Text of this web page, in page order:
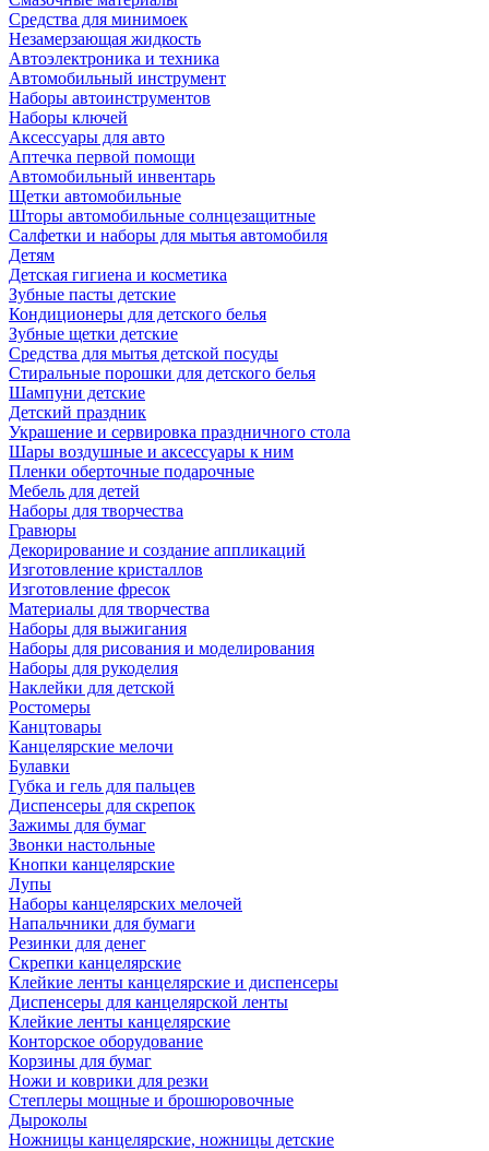
Средства для минимоек
Незамерзающая жидкость
Автоэлектроника и техника
Автомобильный инструмент
Наборы автоинструментов
Наборы ключей
Аксессуары для авто
Аптечка первой помощи
Автомобильный инвентарь
Щетки автомобильные
Шторы автомобильные солнцезащитные
Салфетки и наборы для мытья автомобиля
Детям
Детская гигиена и косметика
Зубные пасты детские
Кондиционеры для детского белья
Зубные щетки детские
Средства для мытья детской посуды
Стиральные порошки для детского белья
Шампуни детские
Детский праздник
Украшение и сервировка праздничного стола
Шары воздушные и аксессуары к ним
Пленки оберточные подарочные
Мебель для детей
Наборы для творчества
Гравюры
Декорирование и создание аппликаций
Изготовление кристаллов
Изготовление фресок
Материалы для творчества
Наборы для выжигания
Наборы для рисования и моделирования
Наборы для рукоделия
Наклейки для детской
Ростомеры
Канцтовары
Канцелярские мелочи
Булавки
Губка и гель для пальцев
Диспенсеры для скрепок
Зажимы для бумаг
Звонки настольные
Кнопки канцелярские
Лупы
Наборы канцелярских мелочей
Напальчники для бумаги
Резинки для денег
Скрепки канцелярские
Клейкие ленты канцелярские и диспенсеры
Диспенсеры для канцелярской ленты
Клейкие ленты канцелярские
Конторское оборудование
Корзины для бумаг
Ножи и коврики для резки
Степлеры мощные и брошюровочные
Дыроколы
Ножницы канцелярские, ножницы детские